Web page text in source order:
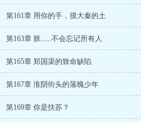
第161章 用你的手，摸大秦的土
第163章 朕......不会忘记所有人
第165章 郑国渠的致命缺陷
第167章 淮阴街头的落魄少年
第169章 你是扶苏？